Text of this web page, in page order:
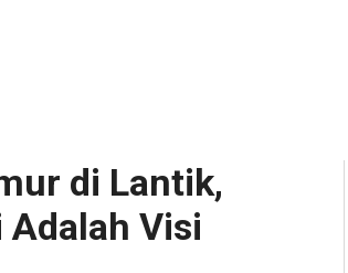
di Lantik,
Adalah Visi